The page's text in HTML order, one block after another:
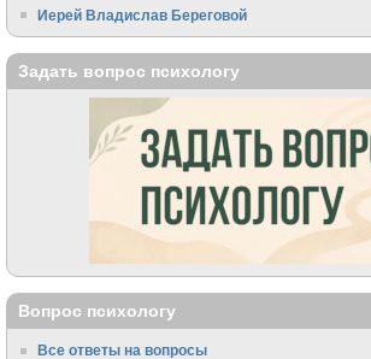
Иерей Владислав Береговой
Задать вопрос психологу
Вопрос психологу
Все ответы на вопросы